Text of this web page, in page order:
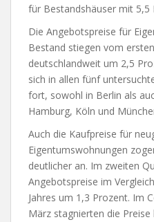
für Bestandshäuser mit 5,5
Die Angebotspreise für
Bestand stiegen vom
deutschlandweit um 2,5
sich in allen fünf
fort, sowohl in Berlin als
Hamburg, Köln und
Auch die Kaufpreise für
Eigentumswohnungen
deutlicher an. Im zweiten
Angebotspreise im
Jahres um 1,3 Prozent. Im
März stagnierten die